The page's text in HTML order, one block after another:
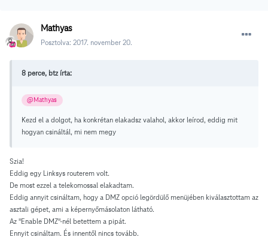
Mathyas
Posztolva: 2017. november 20.
8 perce, btz írta:
@Mathyas
Kezd el a dolgot, ha konkrétan elakadsz valahol, akkor leírod, eddig mit
hogyan csináltál, mi nem megy
Szia!
Eddig egy Linksys routerem volt.
De most ezzel a telekomossal elakadtam.
Eddig annyit csináltam, hogy a DMZ opció legördülő menüjében kiválasztottam az
asztali gépet, ami a képernyőmásolaton látható.
Az "Enable DMZ"-nél betettem a pipát.
Ennyit csináltam. És innentől nincs tovább.